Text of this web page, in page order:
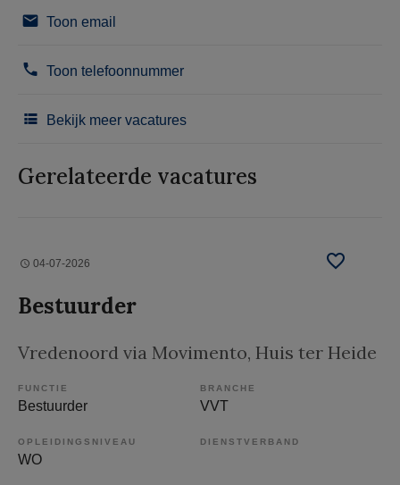
Toon email
Toon telefoonnummer
Bekijk meer vacatures
Gerelateerde vacatures
04-07-2026
Bestuurder
Vredenoord via Movimento, Huis ter Heide
FUNCTIE
Bestuurder
BRANCHE
VVT
OPLEIDINGSNIVEAU
WO
DIENSTVERBAND